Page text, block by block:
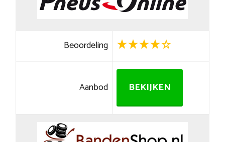
Beoordeling
Aanbod BEKIJKEN